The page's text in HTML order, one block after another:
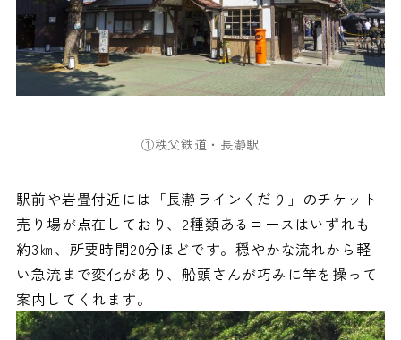
①秩父鉄道・長瀞駅
駅前や岩畳付近には「長瀞ラインくだり」のチケット
売り場が点在しており、2種類あるコースはいずれも
約3㎞、所要時間20分ほどです。穏やかな流れから軽
い急流まで変化があり、船頭さんが巧みに竿を操って
案内してくれます。